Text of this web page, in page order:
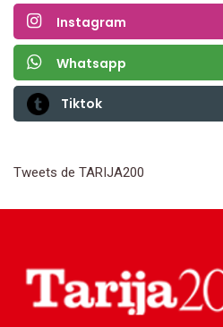
Instagram
Whatsapp
Tiktok
Tweets de TARIJA200